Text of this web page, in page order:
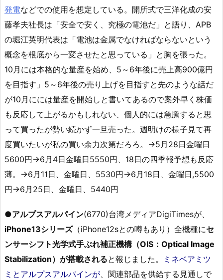
発電などでの使用を想定している。開所式で三洋化成の安
藤孝夫社長は「安全で安く、究極の電池だ」と語り、APB
の堀江英明代表は「電池は金属でなければならないという
概念を根底から一変させたと思っている」と胸を張った。
10月には本格的な量産を始め、5～6年後に売上高900億円
を目指す」5～6年後の売り上げを目指すと先のような話だ
が10月にには量産を開始しと書いてあるので案外早く株価
も反応して上がるかもしれない、個人的には急騰すると思
って買ったが勢い続かず一旦売った。週明けの様子見て再
度買いたいが私の買い余力次第だろろ。→5月28日金曜日
5600円→6月4日金曜日5550円、18日の四季報予想も反応
薄。→6月11日、金曜日、5530円→6月18日、金曜日,5500
円→6月25日、金曜日、5440円
●アルプスアルパイン(6770)台湾メディアDigiTimesが、
iPhone13シリーズ（iPhone12sとの噂もあり）全機種にセ
ンサーシフト光学式手ぶれ補正機構（OIS：Optical Image
Stabilization）が搭載されると報じました。
ミネベアミツ
ミとアルプスアルパインが、関連部品を供給する見通しで